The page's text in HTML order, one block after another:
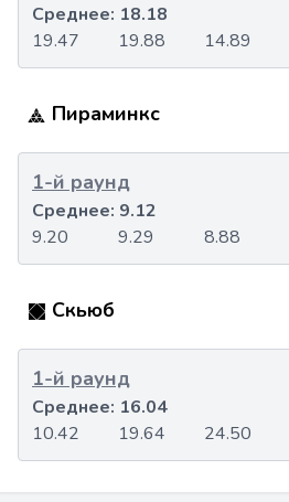
19.47 19.88 14.89
Среднее: 18.18
Пираминкс
1-й раунд
9.20 9.29 8.88
Среднее: 9.12
Скьюб
1-й раунд
10.42 19.64 24.50
Среднее: 16.04